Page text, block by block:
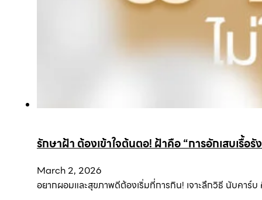
รักษาฝ้า ต้องเข้าใจต้นตอ! ฝ้าคือ “การอักเสบเรื้อรั
March 2, 2026
อยากผอมและสุขภาพดีต้องเริ่มที่การกิน! เจาะลึกวิธี นับคาร์